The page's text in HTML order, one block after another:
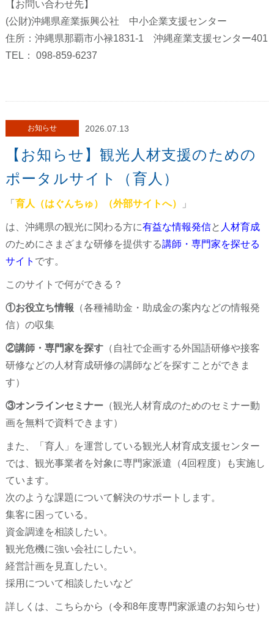
【お問い合わせ先】
(公財)沖縄県産業振興公社 中小企業支援センター
住所：沖縄県那覇市小禄1831-1 沖縄産業支援センター401
TEL： 098-859-6237
お知らせ 2026.07.13
【お知らせ】観光人材支援のための
ポータルサイト（育人）
「 育人（はぐんちゅ）（外部サイトへ） 」
は、沖縄県の観光に関わる方に有益な情報発信と 人材育成
のためにさまざまな研修を提供する講師・専門家を探せる
サイト です。
このサイトで何ができる？
①お役立ち情報 （各種補助金・助成金の案内などの情報発
信）の収集
②講師・専門家を探す（自社で企画する外国語研修や接客
研修などの人材育成研修の講師などを探すことができま
す）
③オンラインセミナー（観光人材育成のためのセミナー動
画を無料で資料できます）
また、「育人」を運営している観光人材育成支援センター
では、観光事業者を対象に専門家派遣（4回程度）も実施し
ています。
次のような課題について解決のサポートします。
集客に困っている。
資金調達を相談したい。
観光危機に強い会社にしたい。
経営計画を見直したい。
採用について相談したいなど
詳しくは、 こちらから（令和8年度専門家派遣のお知らせ）